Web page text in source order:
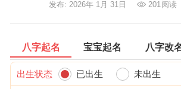
发布: 2026年 1月 31日 201阅读
八字起名 宝宝起名 八字改
出生状态 已出生 未出生